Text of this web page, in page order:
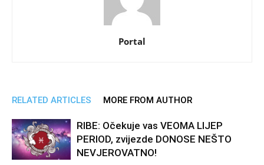
Portal
RELATED ARTICLES MORE FROM AUTHOR
RIBE: Očekuje vas VEOMA LIJEP
PERIOD, zvijezde DONOSE NEŠTO
NEVJEROVATNO!